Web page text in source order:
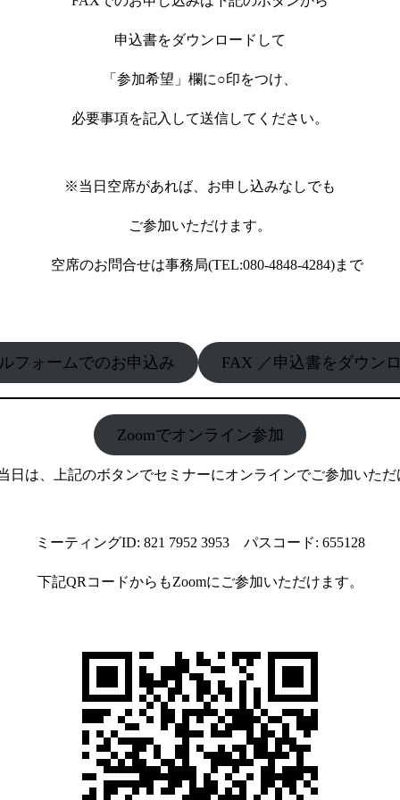
申込書をダウンロードして
「参加希望」欄に○印をつけ、
必要事項を記入して送信してください。
※当日空席があれば、お申し込みなしでも
ご参加いただけます。
空席のお問合せは事務局(TEL:080-4848-4284)まで
フォームでのお申込み FAX ／申込書をダウン
Zoomでオンライン参加
日は、上記のボタンでセミナーにオンラインでご参加いた
ミーティングID: 821 7952 3953 パスコード: 655128
下記QRコードからもZoomにご参加いただけます。